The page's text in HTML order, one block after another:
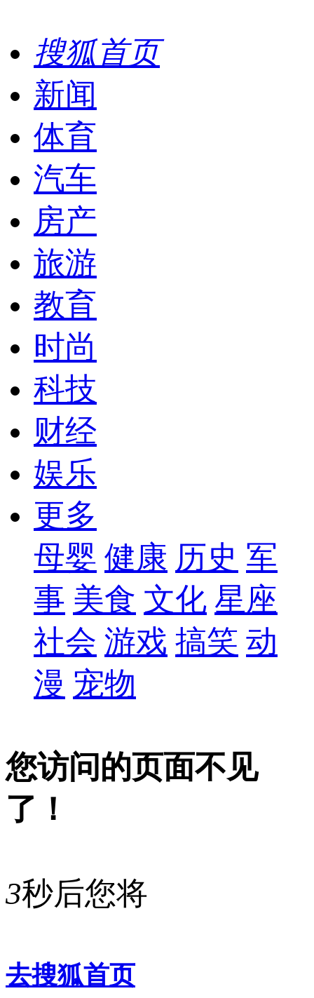
搜狐首页
新闻
体育
汽车
房产
旅游
教育
时尚
科技
财经
娱乐
更多
母婴 健康 历史 军
事 美食 文化 星座
社会 游戏 搞笑 动
漫 宠物
您访问的页面不见
了！
3秒后您将
去搜狐首页